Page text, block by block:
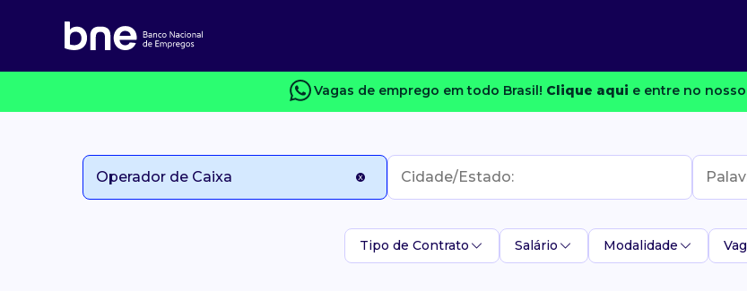
Vagas de emprego em todo Brasil! Clique aqui e entre no
Tipo de Contrato Salário Modalidade